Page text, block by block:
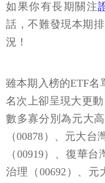
如果你有長期關注
話，不難發現本期
況！
雖本期入榜的ETF名
名次上卻呈現大更
數多寡分別為元大
（00878）、元大
（00919）、復華
治理（00692）、元